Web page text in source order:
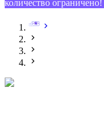
количество ограничено!